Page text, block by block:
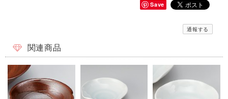
Save
通報する
関連商品